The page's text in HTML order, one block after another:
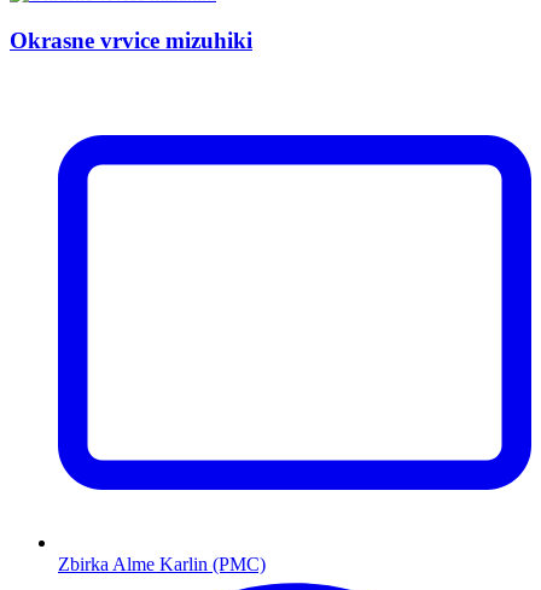
Okrasne vrvice mizuhiki
Zbirka Alme Karlin (PMC)